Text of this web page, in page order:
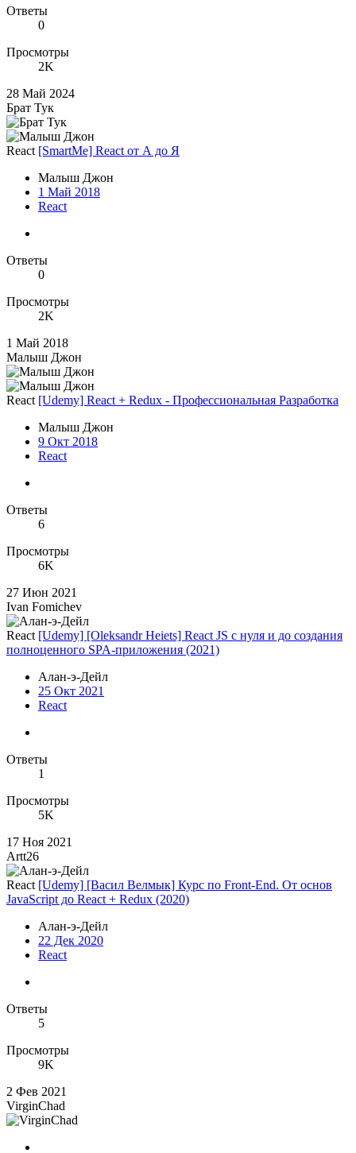
Ответы
0
Просмотры
2K
28 Май 2024
Брат Тук
React [SmartMe] React от А до Я
Малыш Джон
1 Май 2018
React
Ответы
0
Просмотры
2K
1 Май 2018
Малыш Джон
React [Udemy] React + Redux - Профессиональная Разработка
Малыш Джон
9 Окт 2018
React
Ответы
6
Просмотры
6K
27 Июн 2021
Ivan Fomichev
React [Udemy] [Oleksandr Heiets] React JS с нуля и до создания
полноценного SPA-приложения (2021)
Алан-э-Дейл
25 Окт 2021
React
Ответы
1
Просмотры
5K
17 Ноя 2021
Artt26
React [Udemy] [Васил Велмык] Курс по Front-End. От основ
JavaScript до React + Redux (2020)
Алан-э-Дейл
22 Дек 2020
React
Ответы
5
Просмотры
9K
2 Фев 2021
VirginChad